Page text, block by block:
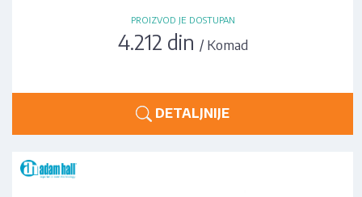
PROIZVOD JE DOSTUPAN
4.212 din / Komad
DETALJNIJE